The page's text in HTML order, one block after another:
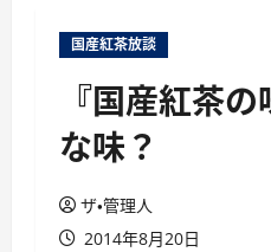
国産紅茶放談
『国産紅茶
な味？
ザ・管理人
2014年8月20日